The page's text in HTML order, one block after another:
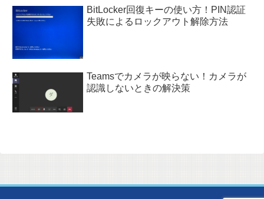
BitLocker回復キーの使い方！PIN認証
失敗によるロックアウト解除方法
Teamsでカメラが映らない！カメラが
認識しないときの解決策